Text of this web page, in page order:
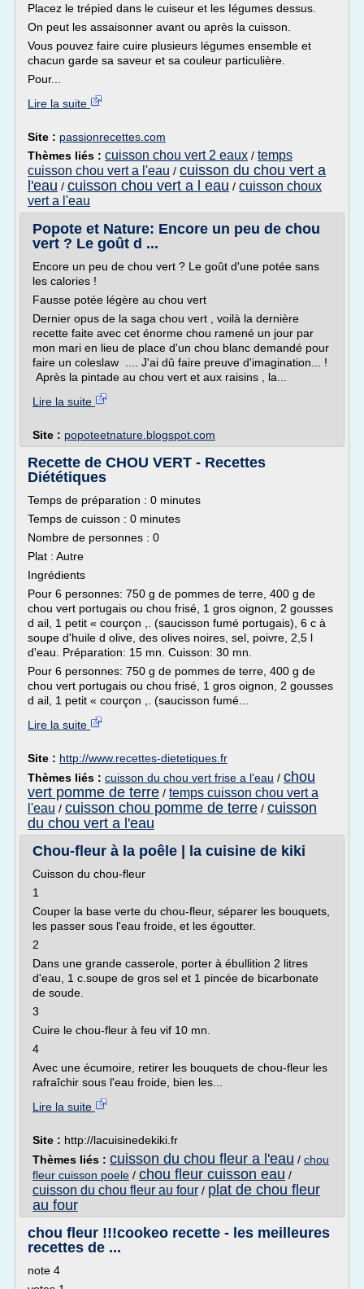
Placez le trépied dans le cuiseur et les Iégumes dessus.
On peut les assaisonner avant ou après la cuisson.
Vous pouvez faire cuire plusieurs légumes ensemble et
chacun garde sa saveur et sa couleur particulière.
Pour...
Lire la suite
Site : passionrecettes.com
Thèmes liés : cuisson chou vert 2 eaux / temps
cuisson chou vert a l'eau / cuisson du chou vert a
l'eau / cuisson chou vert a l eau / cuisson choux
vert a l'eau
Popote et Nature: Encore un peu de chou
vert ? Le goût d ...
Encore un peu de chou vert ? Le goût d'une potée sans
les calories !
Fausse potée légère au chou vert
Dernier opus de la saga chou vert , voilà la dernière
recette faite avec cet énorme chou ramené un jour par
mon mari en lieu de place d'un chou blanc demandé pour
faire un coleslaw .... J'ai dû faire preuve d'imagination... !
Après la pintade au chou vert et aux raisins , la...
Lire la suite
Site : popoteetnature.blogspot.com
Recette de CHOU VERT - Recettes
Diététiques
Temps de préparation : 0 minutes
Temps de cuisson : 0 minutes
Nombre de personnes : 0
Plat : Autre
Ingrédients
Pour 6 personnes: 750 g de pommes de terre, 400 g de
chou vert portugais ou chou frisé, 1 gros oignon, 2 gousses
d ail, 1 petit « courçon ,. (saucisson fumé portugais), 6 c à
soupe d'huile d olive, des olives noires, sel, poivre, 2,5 l
d'eau. Préparation: 15 mn. Cuisson: 30 mn.
Pour 6 personnes: 750 g de pommes de terre, 400 g de
chou vert portugais ou chou frisé, 1 gros oignon, 2 gousses
d ail, 1 petit « courçon ,. (saucisson fumé...
Lire la suite
Site : http://www.recettes-dietetiques.fr
Thèmes liés : cuisson du chou vert frise a l'eau / chou
vert pomme de terre / temps cuisson chou vert a
l'eau / cuisson chou pomme de terre / cuisson
du chou vert a l'eau
Chou-fleur à la poêle | la cuisine de kiki
Cuisson du chou-fleur
1
Couper la base verte du chou-fleur, séparer les bouquets,
les passer sous l'eau froide, et les égoutter.
2
Dans une grande casserole, porter à ébullition 2 litres
d'eau, 1 c.soupe de gros sel et 1 pincée de bicarbonate
de soude.
3
Cuire le chou-fleur à feu vif 10 mn.
4
Avec une écumoire, retirer les bouquets de chou-fleur les
rafraîchir sous l'eau froide, bien les...
Lire la suite
Site : http://lacuisinedekiki.fr
Thèmes liés : cuisson du chou fleur a l'eau / chou
fleur cuisson poele / chou fleur cuisson eau /
cuisson du chou fleur au four / plat de chou fleur
au four
chou fleur !!!cookeo recette - les meilleures
recettes de ...
note 4